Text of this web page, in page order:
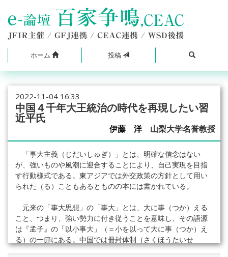
ホーム 投稿
2022-11-04 16:33
中国４千年大王統治の時代を再現したい習
近平氏
伊藤 洋山梨大学名誉教授
「事大主義（じだいしゅぎ）」とは、明確な信念はない
が、強いものや風潮に迎合することにより、自己実現を目指
す行動様式である。東アジアでは外交政策の方針として用い
られた（る）こともあるとものの本には書かれている。
元来の「事大思想」の「事大」とは、大に事（つか）える
こと、つまり、強い勢力に付き従うことを意味し、その語源
は『孟子』の「以小事大」（＝小を以って大に事（つか）え
る）の一節にある。中国では冊封体制（さくほうたいせ